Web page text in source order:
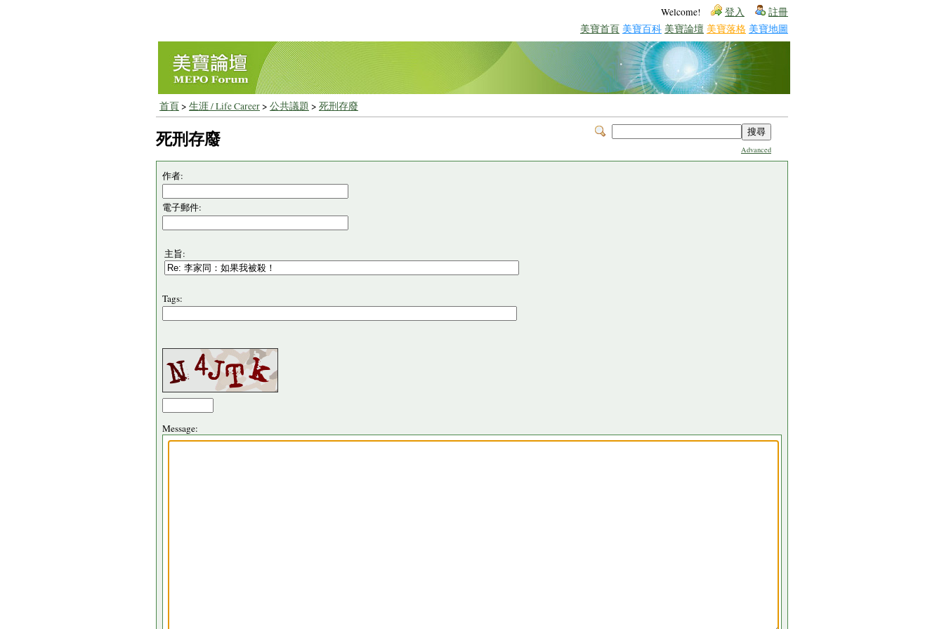
Welcome! 登入 註冊
美寶首頁 美寶百科 美寶論壇 美寶落格 美寶地圖
首頁> 生涯 / Life Career> 公共議題 > 死刑存廢
Advanced
死刑存廢
作者:
電子郵件:
主旨:
Tags:
Message: